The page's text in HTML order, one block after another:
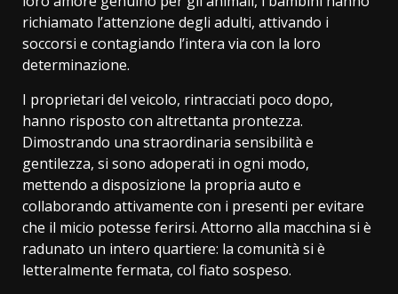
richiamato l’attenzione degli adulti, attivando i
soccorsi e contagiando l’intera via con la loro
determinazione.
​I proprietari del veicolo, rintracciati poco dopo,
hanno risposto con altrettanta prontezza.
Dimostrando una straordinaria sensibilità e
gentilezza, si sono adoperati in ogni modo,
mettendo a disposizione la propria auto e
collaborando attivamente con i presenti per evitare
che il micio potesse ferirsi. Attorno alla macchina si è
radunato un intero quartiere: la comunità si è
letteralmente fermata, col fiato sospeso.